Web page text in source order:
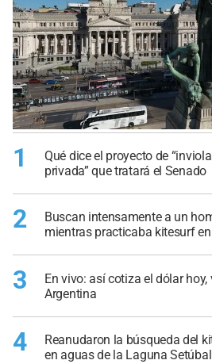
1
Qué dice el proyecto de
privada” que tratará el Senado
2
Buscan intensamente a un
mientras practicaba kitesurf
3
En vivo: así cotiza el dólar hoy,
Argentina
4
Reanudaron la búsqueda del
en aguas de la Laguna Setúbal